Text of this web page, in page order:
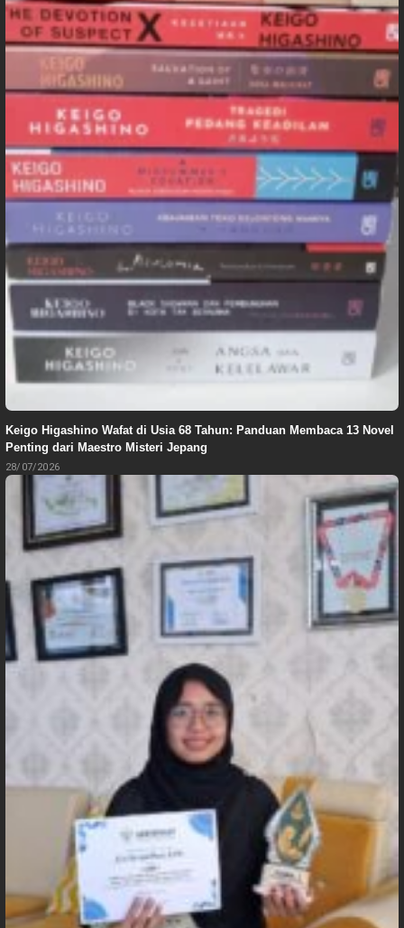
Keigo Higashino Wafat di Usia 68 Tahun: Panduan Membaca 13 Novel
Penting dari Maestro Misteri Jepang
28/07/2026